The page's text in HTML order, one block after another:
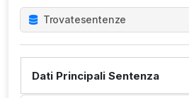
Trovatesentenze
Dati Principali Sentenza